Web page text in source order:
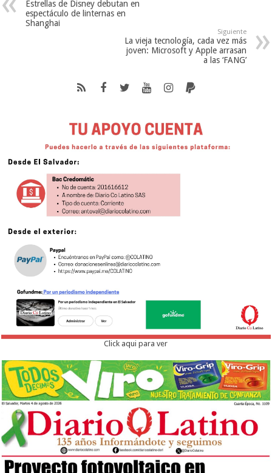
Estrellas de Disney debutan en
espectáculo de linternas en
Shanghai
Siguiente
La vieja tecnología, cada vez más
joven: Microsoft y Apple arrasan
a las ‘FANG’
Click aqui para ver